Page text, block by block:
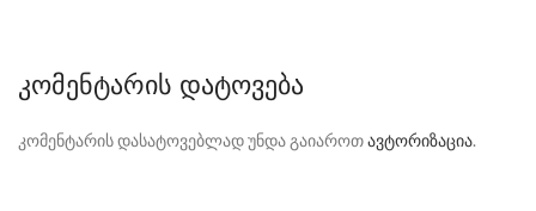
ᲙᲝᲛᲔᲜᲢᲐᲠᲘᲡ ᲓᲐᲢᲝᲕᲔᲑᲐ
კომენტარის დასატოვებლად უნდა გაიაროთავტორიზაცია.